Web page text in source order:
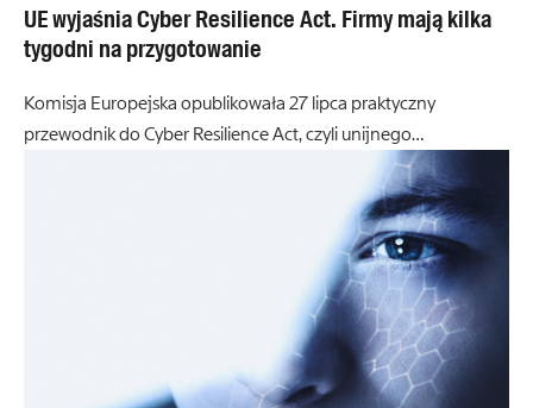
UE wyjaśnia Cyber Resilience Act. Firmy mają kilka
tygodni na przygotowanie
Komisja Europejska opublikowała 27 lipca praktyczny
przewodnik do Cyber Resilience Act, czyli unijnego…